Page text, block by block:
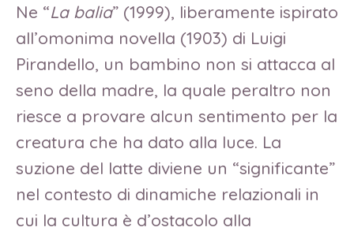
Ne “La balia” (1999), liberamente ispirato
all’omonima novella (1903) di Luigi
Pirandello, un bambino non si attacca al
seno della madre, la quale peraltro non
riesce a provare alcun sentimento per la
creatura che ha dato alla luce. La
suzione del latte diviene un “significante”
nel contesto di dinamiche relazionali in
cui la cultura è d’ostacolo alla